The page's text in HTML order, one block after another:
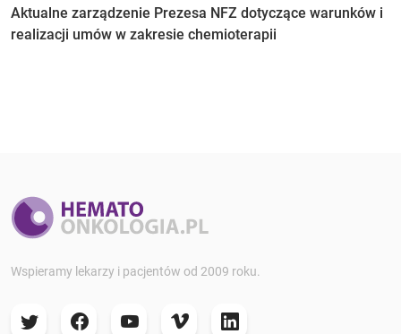
Aktualne zarządzenie Prezesa NFZ dotyczące warunków i
realizacji umów w zakresie chemioterapii
Wspieramy lekarzy i pacjentów od 2009 roku.